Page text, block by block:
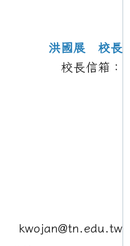
洪國展 校長
校長信箱：
kwojan@tn.edu.tw